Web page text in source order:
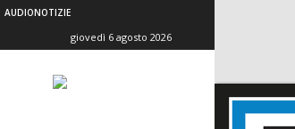
AUDIONOTIZIE
giovedì 6 agosto 2026